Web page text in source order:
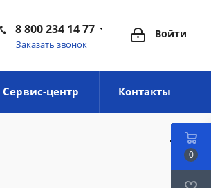
Войти
8 800 234 14 77
Заказать звонок
Сервис-центр Контакты
0